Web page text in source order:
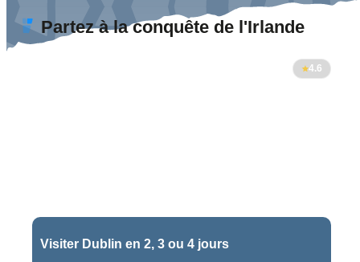
Partez à la conquête de l'Irlande
4.6
Visiter Dublin en 2, 3 ou 4 jours